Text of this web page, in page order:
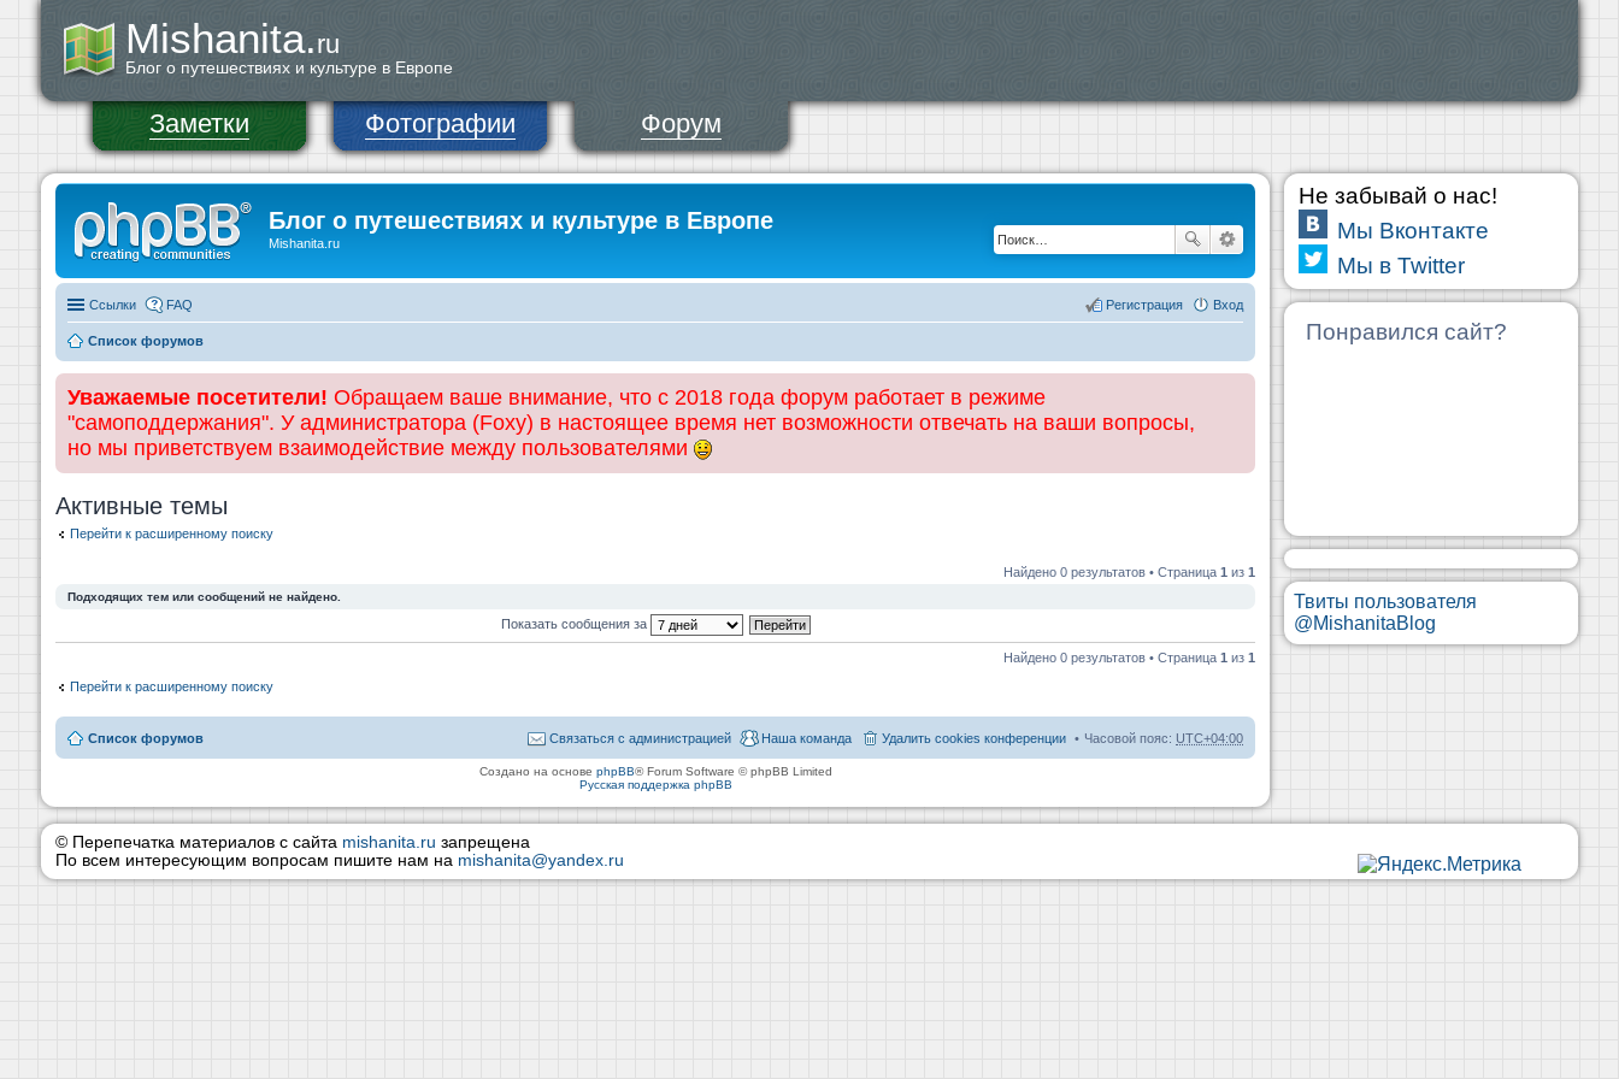
Mishanita.ru
Блог о путешествиях и культуре в Европе
Заметки Фотографии Форум
Блог о путешествиях и культуре в Европе
Mishanita.ru
Ссылки FAQ Вход
Регистрация
Список форумов
Уважаемые посетители! Обращаем ваше внимание, что с 2018 года форум работает в режиме
"самоподдержания". У администратора (Foxy) в настоящее время нет возможности отвечать на ваши вопросы,
но мы приветствуем взаимодействие между пользователями
Активные темы
Перейти к расширенному поиску
Найдено 0 результатов • Страница 1 из 1
Подходящих тем или сообщений не найдено.
Показать сообщения за
Найдено 0 результатов • Страница 1 из 1
Перейти к расширенному поиску
Список форумов Часовой пояс: UTC+04:00
Удалить cookies конференции
Наша команда
Связаться с администрацией
Создано на основе phpBB® Forum Software © phpBB Limited
Русская поддержка phpBB
Не забывай о нас!
Мы Вконтакте
Мы в Twitter
Понравился сайт?
Твиты пользователя
@MishanitaBlog
© Перепечатка материалов с сайта mishanita.ru запрещена
По всем интересующим вопросам пишите нам на mishanita@yandex.ru